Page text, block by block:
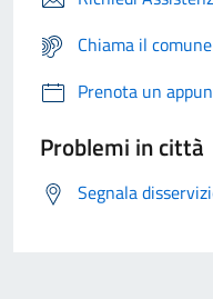
Chiama il
Prenota un
Problemi in città
Segnala